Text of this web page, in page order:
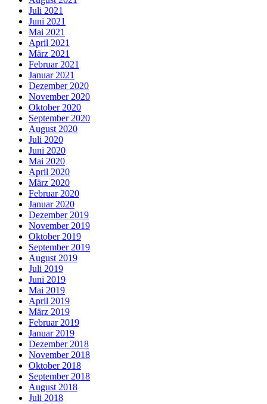
Juli 2021
Juni 2021
Mai 2021
April 2021
März 2021
Februar 2021
Januar 2021
Dezember 2020
November 2020
Oktober 2020
September 2020
August 2020
Juli 2020
Juni 2020
Mai 2020
April 2020
März 2020
Februar 2020
Januar 2020
Dezember 2019
November 2019
Oktober 2019
September 2019
August 2019
Juli 2019
Juni 2019
Mai 2019
April 2019
März 2019
Februar 2019
Januar 2019
Dezember 2018
November 2018
Oktober 2018
September 2018
August 2018
Juli 2018